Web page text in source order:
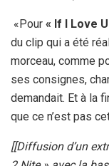
«Pour « If I Love
du clip qui a été
morceau, comme
ses consignes,
demandait. Et à la
que ce n’est pas
[[Diffusion d’un